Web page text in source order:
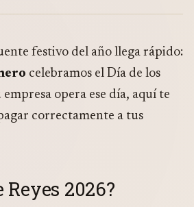
festivo del año llega rápido:
celebramos el Día de los
empresa opera ese día, aquí te
correctamente a tus
Reyes 2026?